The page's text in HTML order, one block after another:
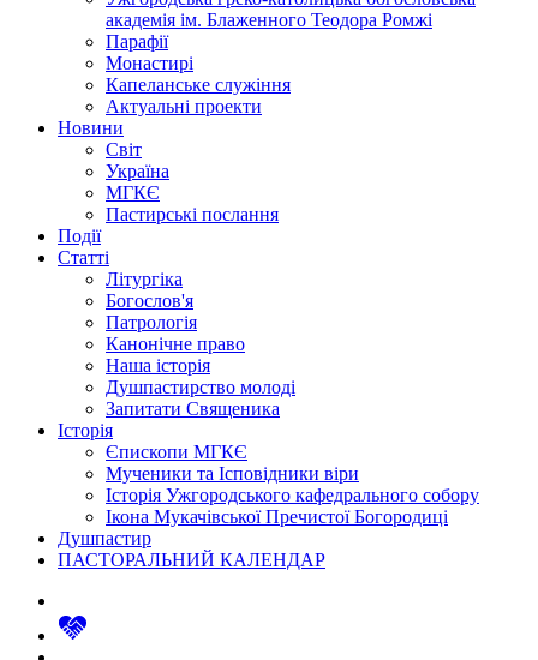
академія ім. Блаженного Теодора Ромжі
Парафії
Монастирі
Капеланське служіння
Актуальні проекти
Новини
Світ
Україна
МГКЄ
Пастирські послання
Події
Статті
Літургіка
Богослов'я
Патрологія
Канонічне право
Наша історія
Душпастирство молоді
Запитати Священика
Історія
Єпископи МГКЄ
Мученики та Ісповідники віри
Історія Ужгородського кафедрального собору
Ікона Мукачівської Пречистої Богородиці
Душпастир
ПАСТОРАЛЬНИЙ КАЛЕНДАР